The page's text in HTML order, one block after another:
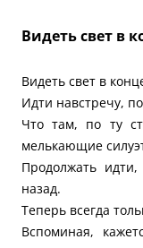
Видеть свет в
Видеть свет в
Идти навстречу,
Что там, по ту
мелькающие
Продолжать
назад.
Теперь всегда
Вспоминая,